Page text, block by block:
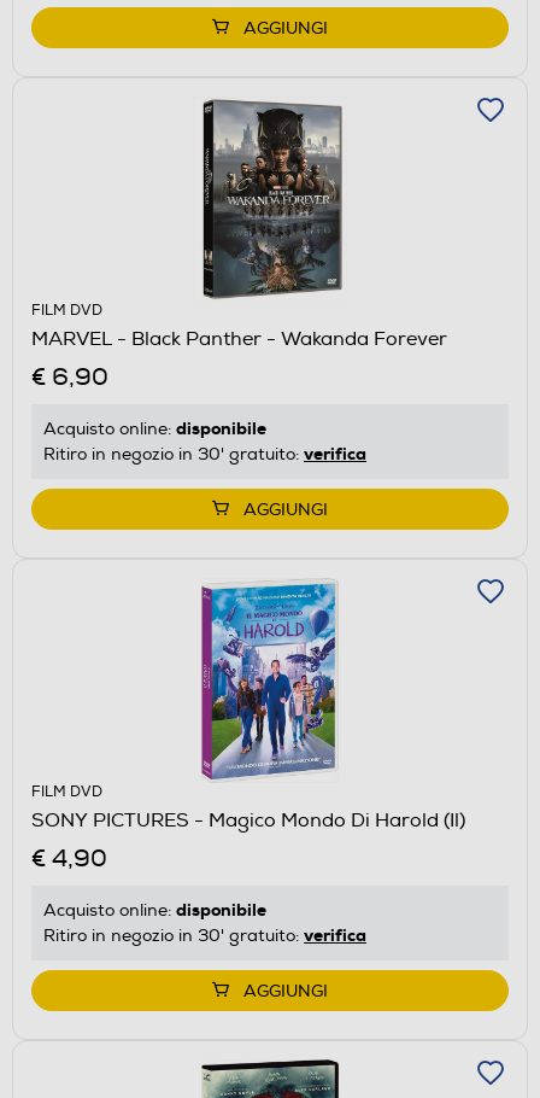
AGGIUNGI
FILM DVD
MARVEL - Black Panther - Wakanda Forever
€ 6,90
Acquisto online: disponibile
Ritiro in negozio in 30' gratuito: verifica
AGGIUNGI
FILM DVD
SONY PICTURES - Magico Mondo Di Harold (Il)
€ 4,90
Acquisto online: disponibile
Ritiro in negozio in 30' gratuito: verifica
AGGIUNGI